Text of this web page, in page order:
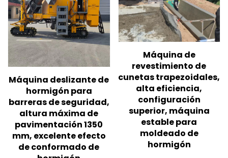
Máquina deslizante de
hormigón para
barreras de seguridad,
altura máxima de
pavimentación 1350
mm, excelente efecto
de conformado de
Máquina de
revestimiento de
cunetas trapezoidales,
alta eficiencia,
configuración
superior, máquina
estable para
moldeado de
hormigón